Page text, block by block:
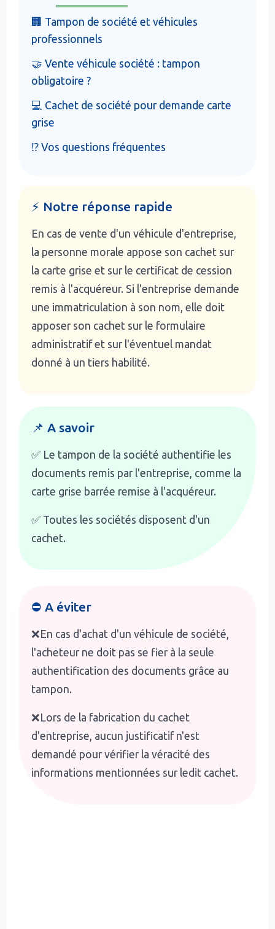
🏢 Tampon de société et véhicules
professionnels
🤝 Vente véhicule société : tampon
obligatoire ?
💻 Cachet de société pour demande carte
grise
⁉️ Vos questions fréquentes
⚡ Notre réponse rapide
En cas de vente d'un véhicule d'entreprise,
la personne morale appose son cachet sur
la carte grise et sur le certificat de cession
remis à l'acquéreur. Si l'entreprise demande
une immatriculation à son nom, elle doit
apposer son cachet sur le formulaire
administratif et sur l'éventuel mandat
donné à un tiers habilité.
📌 A savoir
✅ Le tampon de la société authentifie les
documents remis par l'entreprise, comme la
carte grise barrée remise à l'acquéreur.
✅ Toutes les sociétés disposent d'un
cachet.
⛔ A éviter
❌En cas d'achat d'un véhicule de société,
l'acheteur ne doit pas se fier à la seule
authentification des documents grâce au
tampon.
❌Lors de la fabrication du cachet
d'entreprise, aucun justificatif n'est
demandé pour vérifier la véracité des
informations mentionnées sur ledit cachet.